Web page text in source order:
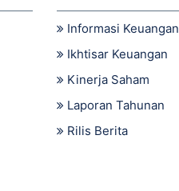
Informasi Keuangan
Ikhtisar Keuangan
Kinerja Saham
Laporan Tahunan
Rilis Berita